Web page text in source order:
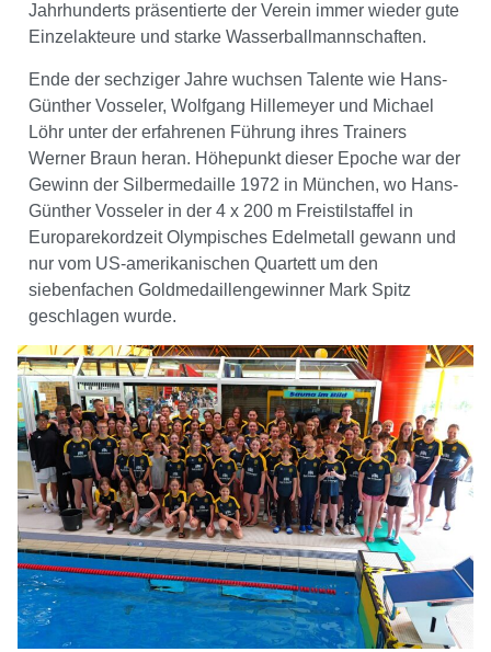
Jahrhunderts präsentierte der Verein immer wieder gute
Einzelakteure und starke Wasserballmannschaften.
Ende der sechziger Jahre wuchsen Talente wie Hans-
Günther Vosseler, Wolfgang Hillemeyer und Michael
Löhr unter der erfahrenen Führung ihres Trainers
Werner Braun heran. Höhepunkt dieser Epoche war der
Gewinn der Silbermedaille 1972 in München, wo Hans-
Günther Vosseler in der 4 x 200 m Freistilstaffel in
Europarekordzeit Olympisches Edelmetall gewann und
nur vom US-amerikanischen Quartett um den
siebenfachen Goldmedaillengewinner Mark Spitz
geschlagen wurde.